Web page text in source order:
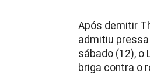
Após demitir
admitiu
sábado (12), o
briga contra o